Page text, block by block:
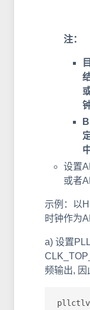
注：
设置
或者
示例：以
时钟作为
a) 设置
频输出, 因